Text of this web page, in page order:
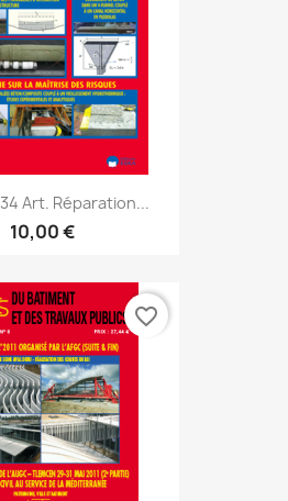
Art. Réparation...
10,00 €
favorite_border